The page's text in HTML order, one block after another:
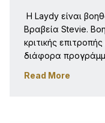
Η Laydy είναι
Βραβεία Stevie.
κριτικής
διάφορα
συνεργασία της με
Read More